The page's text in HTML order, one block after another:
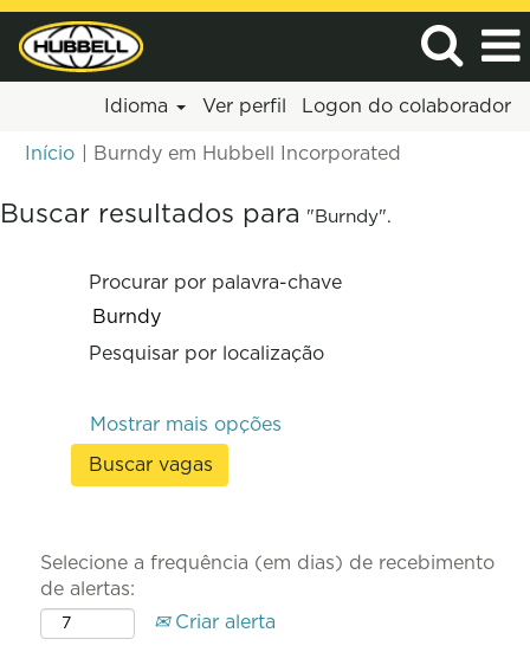
Idioma Ver perfil Logon do colaborador
Início Burndy em Hubbell Incorporated
Buscar resultados para "Burndy".
Procurar por palavra-chave
Pesquisar por localização
Mostrar mais opções
Selecione a frequência (em dias) de recebimento
de alertas:
Criar alerta